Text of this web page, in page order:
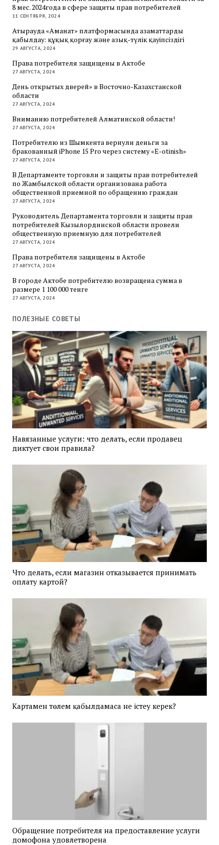
8 мес. 2024года в сфере защиты прав потребителей
11 СЕНТЯБРЯ, 2024
Атырауда «Аманат» платформасында азаматтарды
қабылдау: құқық қорғау және азық-түлік қауіпсіздігі
29 АВГУСТА, 2024
Права потребителя защищены в Актобе
27 АВГУСТА, 2024
День открытых дверей» в Восточно-Казахстанской
области
27 АВГУСТА, 2024
Вниманию потребителей Алматинской области!
27 АВГУСТА, 2024
Потребителю из Шымкента вернули деньги за
бракованный iPhone 15 Pro через систему «E-otinish»
27 АВГУСТА, 2024
В Департаменте торговли и защиты прав потребителей
по Жамбылской области организована работа
общественной приемной по обращению граждан
27 АВГУСТА, 2024
Руководитель Департамента торговли и защиты прав
потребителей Кызылординской области провели
общественную приемную для потребителей
27 АВГУСТА, 2024
Права потребителя защищены в Актобе
27 АВГУСТА, 2024
В городе Актобе потребителю возвращена сумма в
размере 1 100 000 тенге
27 АВГУСТА, 2024
ПОЛЕЗНЫЕ СОВЕТЫ
Навязанные услуги: что делать, если продавец
диктует свои правила?
Что делать, если магазин отказывается принимать
оплату картой?
Картамен төлем қабылдамаса не істеу керек?
Обращение потребителя на предоставление услуги
домофона удовлетворена